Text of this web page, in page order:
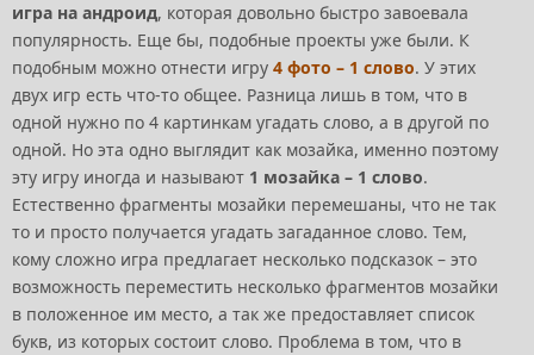
игра на андроид, которая довольно быстро завоевала
популярность. Еще бы, подобные проекты уже были. К
подобным можно отнести игру 4 фото – 1 слово. У этих
двух игр есть что-то общее. Разница лишь в том, что в
одной нужно по 4 картинкам угадать слово, а в другой по
одной. Но эта одно выглядит как мозайка, именно поэтому
эту игру иногда и называют 1 мозайка – 1 слово.
Естественно фрагменты мозайки перемешаны, что не так
то и просто получается угадать загаданное слово. Тем,
кому сложно игра предлагает несколько подсказок – это
возможность переместить несколько фрагментов мозайки
в положенное им место, а так же предоставляет список
букв, из которых состоит слово. Проблема в том, что в